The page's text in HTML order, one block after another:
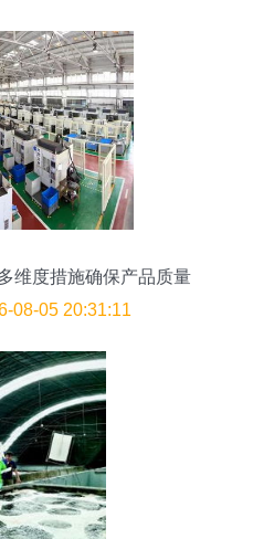
维度措施确保产品质量
08-05 20:31:11